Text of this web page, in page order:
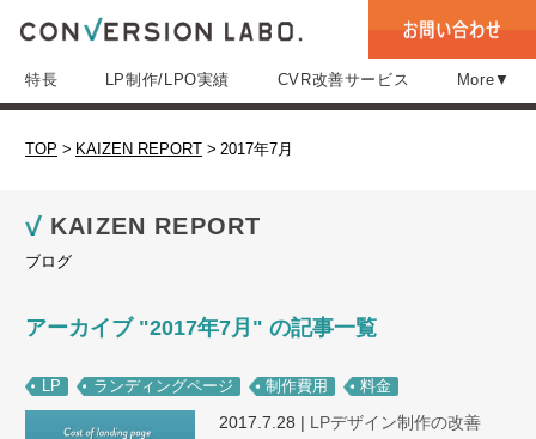
特長 LP制作/LPO実績 CVR改善サービス More▼
TOP > KAIZEN REPORT > 2017年7月
KAIZEN REPORT
ブログ
アーカイブ "2017年7月" の記事一覧
LP ランディングページ 制作費用 料金
2017.7.28 | LPデザイン制作の改善